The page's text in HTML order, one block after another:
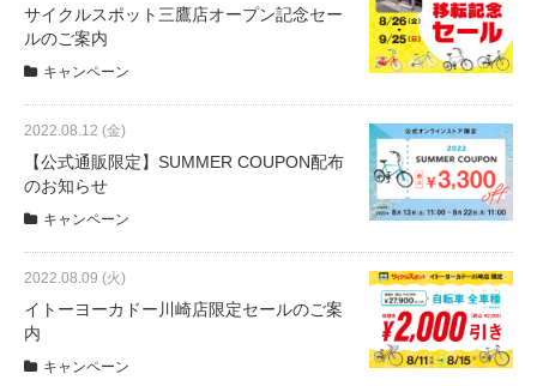
お問い合わせ
会社概要
個人情報保護
サイクルスポット三鷹店オープン記念セー
ルのご案内
キャンペーン
2022.08.12 (金)
【公式通販限定】SUMMER COUPON配布
のお知らせ
キャンペーン
2022.08.09 (火)
イトーヨーカドー川崎店限定セールのご案
内
キャンペーン